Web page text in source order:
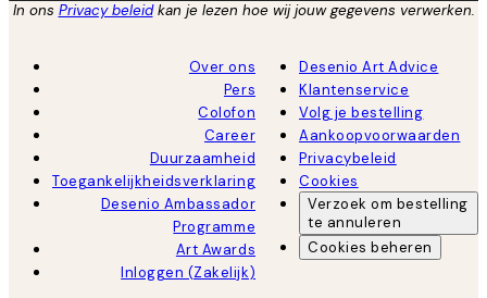
In ons Privacy beleidkan je lezen hoe wij jouw gegevens verwerken.
Over ons
Pers
Colofon
Career
Duurzaamheid
Toegankelijkheidsverklaring
Desenio Ambassador
Programme
Art Awards
Inloggen (Zakelijk)
Desenio Art Advice
Klantenservice
Volg je bestelling
Aankoopvoorwaarden
Privacybeleid
Cookies
Verzoek om bestelling
te annuleren
Cookies beheren